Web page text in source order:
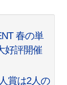
春の単
好評開催
賞は2人の